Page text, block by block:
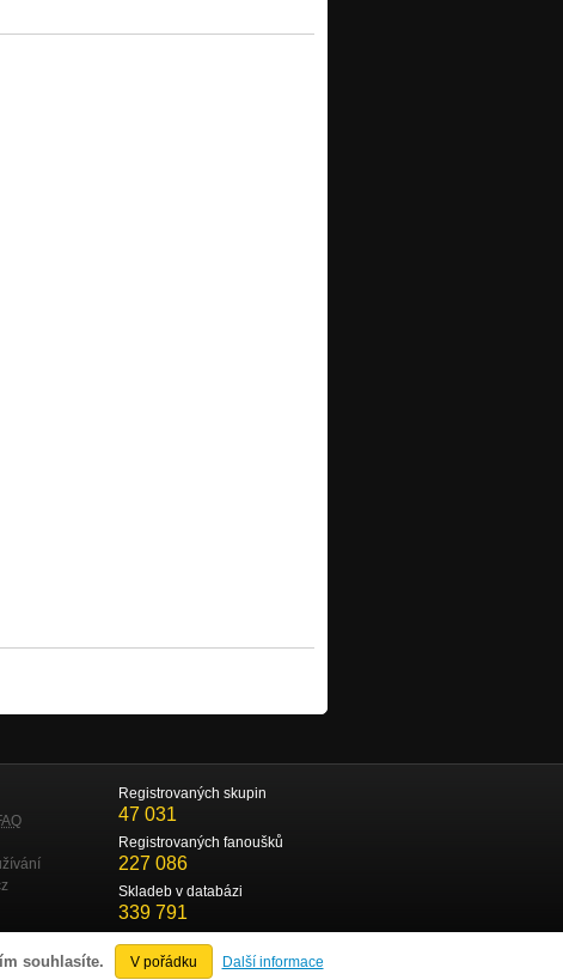
souhlasíte. V pořádku Další informace
Registrovaných skupin
47 031
Registrovaných fanoušků
227 086
Skladeb v databázi
339 791